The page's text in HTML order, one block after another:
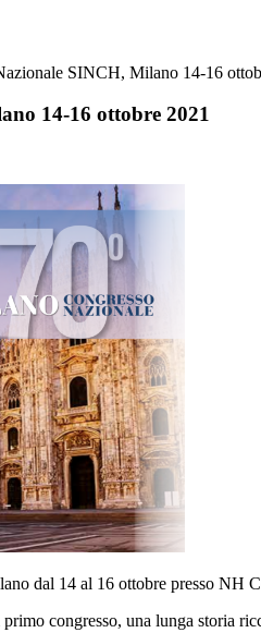
SINCH, Milano 14-16
14-16 ottobre 2021
dal 14 al 16 ottobre presso NH
congresso, una lunga storia